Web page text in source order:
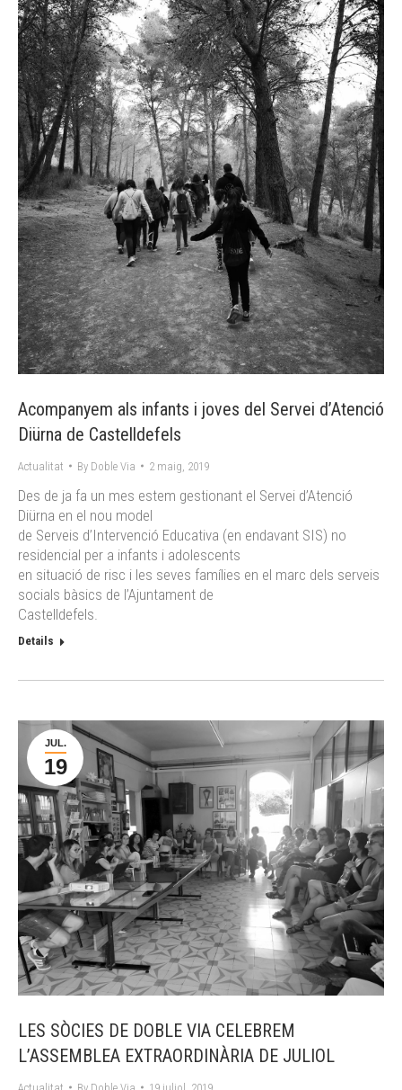
Acompanyem als infants i joves del Servei d’Atenció
Diürna de Castelldefels
Actualitat By Doble Via 2 maig, 2019
Des de ja fa un mes estem gestionant el Servei d’Atenció
Diürna en el nou model
de Serveis d’Intervenció Educativa (en endavant SIS) no
residencial per a infants i adolescents
en situació de risc i les seves famílies en el marc dels serveis
socials bàsics de l’Ajuntament de
Castelldefels.
Details
JUL.
19
LES SÒCIES DE DOBLE VIA CELEBREM
L’ASSEMBLEA EXTRAORDINÀRIA DE JULIOL